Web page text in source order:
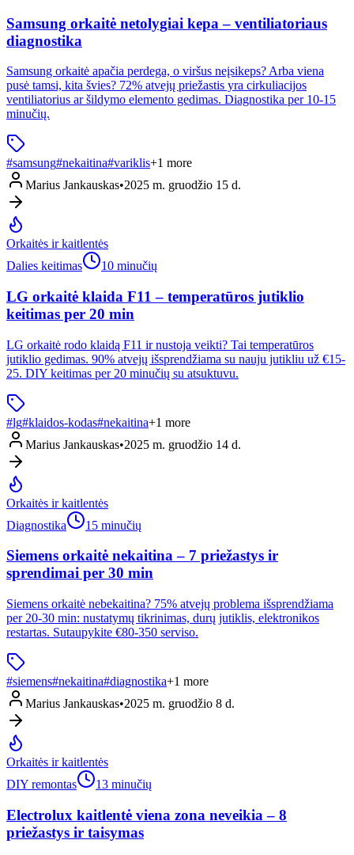
Samsung orkaitė netolygiai kepa – ventiliatoriaus
diagnostika
Samsung orkaitė apačia perdega, o viršus neįsikeps? Arba viena
pusė tamsi, kita švies? 72% atvejų priežastis yra cirkuliacijos
ventiliatorius ar šildymo elemento gedimas. Diagnostika per 10-15
minučių.
#samsung#nekaitina#variklis+1 more
Marius Jankauskas•2025 m. gruodžio 15 d.
Orkaitės ir kaitlentės
Dalies keitimas
10 minučių
LG orkaitė klaida F11 – temperatūros jutiklio
keitimas per 20 min
LG orkaitė rodo klaidą F11 ir nustoja veikti? Tai temperatūros
jutiklio gedimas. 90% atvejų išsprendžiama su nauju jutikliu už €15-
25. DIY keitimas per 20 minučių su atsuktuvu.
#lg#klaidos-kodas#nekaitina+1 more
Marius Jankauskas•2025 m. gruodžio 14 d.
Orkaitės ir kaitlentės
Diagnostika
15 minučių
Siemens orkaitė nekaitina – 7 priežastys ir
sprendimai per 30 min
Siemens orkaitė nebekaitina? 75% atvejų problema išsprendžiama
per 20-30 min: nustatymų tikrinimas, durų jutiklis, elektronikos
restartas. Sutaupykite €80-350 serviso.
#siemens#nekaitina#diagnostika+1 more
Marius Jankauskas•2025 m. gruodžio 8 d.
Orkaitės ir kaitlentės
DIY remontas
13 minučių
Electrolux kaitlentė viena zona neveikia – 8
priežastys ir taisymas